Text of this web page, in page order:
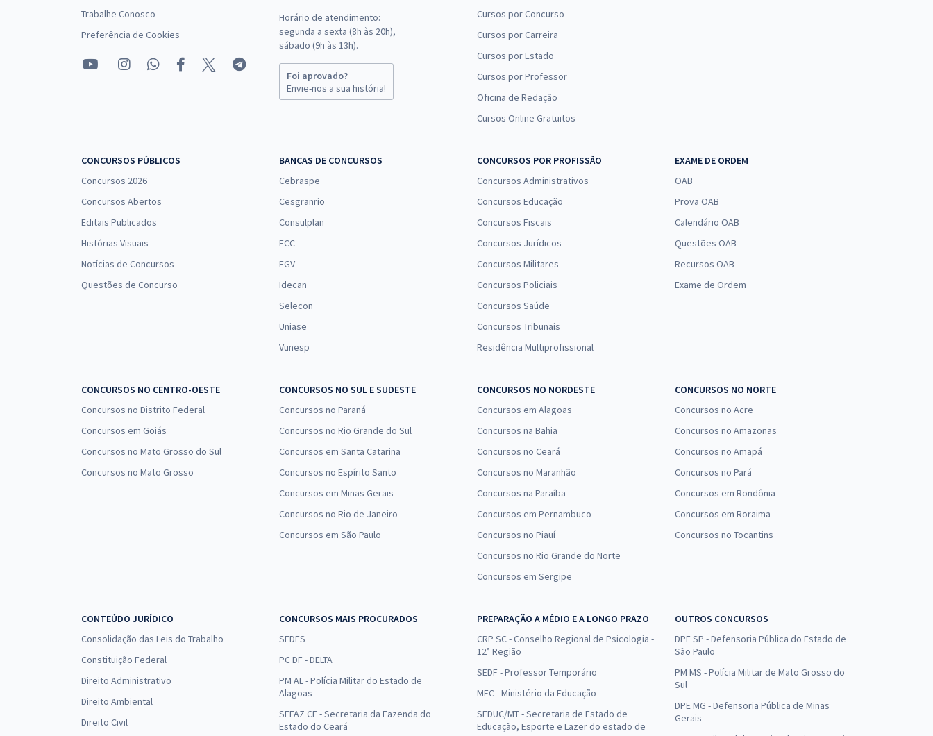
Trabalhe Conosco
Preferência de Cookies
Horário de atendimento:
segunda a sexta (8h às 20h),
sábado (9h às 13h).
Foi aprovado?
Envie-nos a sua história!
Cursos por Concurso
Cursos por Carreira
Cursos por Estado
Cursos por Professor
Oficina de Redação
Cursos Online Gratuitos
CONCURSOS PÚBLICOS
Concursos 2026
Concursos Abertos
Editais Publicados
Histórias Visuais
Notícias de Concursos
Questões de Concurso
BANCAS DE CONCURSOS
Cebraspe
Cesgranrio
Consulplan
FCC
FGV
Idecan
Selecon
Uniase
Vunesp
CONCURSOS POR PROFISSÃO
Concursos Administrativos
Concursos Educação
Concursos Fiscais
Concursos Jurídicos
Concursos Militares
Concursos Policiais
Concursos Saúde
Concursos Tribunais
Residência Multiprofissional
EXAME DE ORDEM
OAB
Prova OAB
Calendário OAB
Questões OAB
Recursos OAB
Exame de Ordem
CONCURSOS NO CENTRO-OESTE
Concursos no Distrito Federal
Concursos em Goiás
Concursos no Mato Grosso do Sul
Concursos no Mato Grosso
CONCURSOS NO SUL E SUDESTE
Concursos no Paraná
Concursos no Rio Grande do Sul
Concursos em Santa Catarina
Concursos no Espírito Santo
Concursos em Minas Gerais
Concursos no Rio de Janeiro
Concursos em São Paulo
CONCURSOS NO NORDESTE
Concursos em Alagoas
Concursos na Bahia
Concursos no Ceará
Concursos no Maranhão
Concursos na Paraíba
Concursos em Pernambuco
Concursos no Piauí
Concursos no Rio Grande do Norte
Concursos em Sergipe
CONCURSOS NO NORTE
Concursos no Acre
Concursos no Amazonas
Concursos no Amapá
Concursos no Pará
Concursos em Rondônia
Concursos em Roraima
Concursos no Tocantins
CONTEÚDO JURÍDICO
Consolidação das Leis do Trabalho
Constituição Federal
Direito Administrativo
Direito Ambiental
Direito Civil
CONCURSOS MAIS PROCURADOS
SEDES
PC DF - DELTA
PM AL - Polícia Militar do Estado de
Alagoas
SEFAZ CE - Secretaria da Fazenda do
Estado do Ceará
PREPARAÇÃO A MÉDIO E A LONGO PRAZO
CRP SC - Conselho Regional de Psicologia -
12ª Região
SEDF - Professor Temporário
MEC - Ministério da Educação
SEDUC/MT - Secretaria de Estado de
Educação, Esporte e Lazer do estado de
OUTROS CONCURSOS
DPE SP - Defensoria Pública do Estado de
São Paulo
PM MS - Polícia Militar de Mato Grosso do
Sul
DPE MG - Defensoria Pública de Minas
Gerais